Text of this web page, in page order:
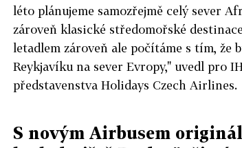
léto plánujeme samozřejmě celý sever
zároveň klasické středomořské
letadlem zároveň ale počítáme s tím, že
Reykjavíku na sever Evropy," uvedl pro
představenstva Holidays Czech Airlines.
S novým Airbusem